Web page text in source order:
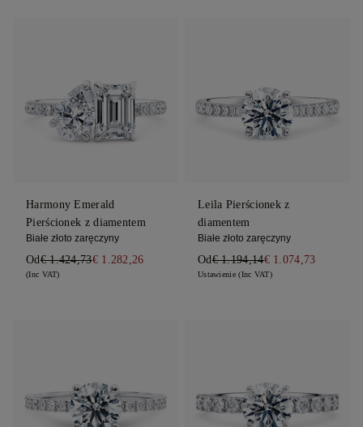
Harmony Emerald
Pierścionek z diamentem
Białe złoto zaręczyny
Od€ 1.424,73€ 1.282,26
(Inc VAT)
Leila Pierścionek z
diamentem
Białe złoto zaręczyny
Od€ 1.194,14€ 1.074,73
Ustawienie (Inc VAT)